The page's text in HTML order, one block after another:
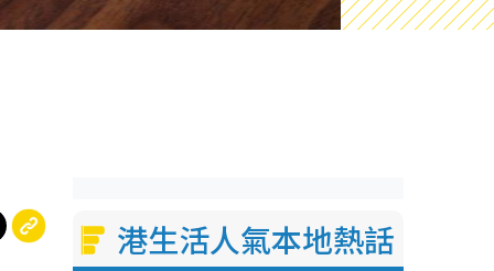
港生活人氣本地熱話